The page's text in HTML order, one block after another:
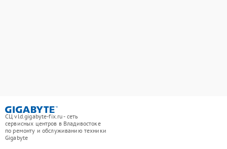
СЦ vld.gigabyte-fix.ru - сеть
сервисных центров в Владивостоке
по ремонту и обслуживанию техники
Gigabyte